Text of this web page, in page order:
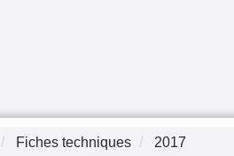
Fiches techniques 2017